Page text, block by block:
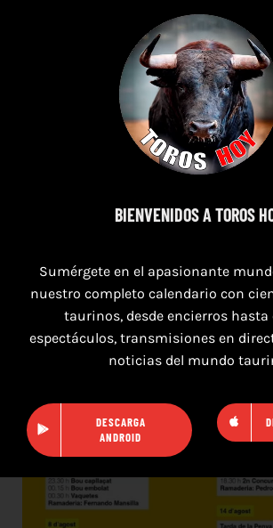
BIENVENIDOS A TOROS
Sumérgete en el apasionante
nuestro completo calendario con
taurinos, desde encierros hasta
espectáculos, transmisiones en
noticias del mundo
DESCARGA
ANDROID